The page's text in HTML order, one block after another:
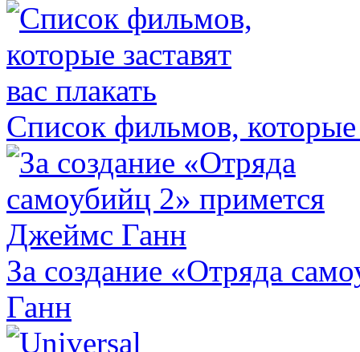
Список фильмов, которые
За создание «Отряда
Ганн